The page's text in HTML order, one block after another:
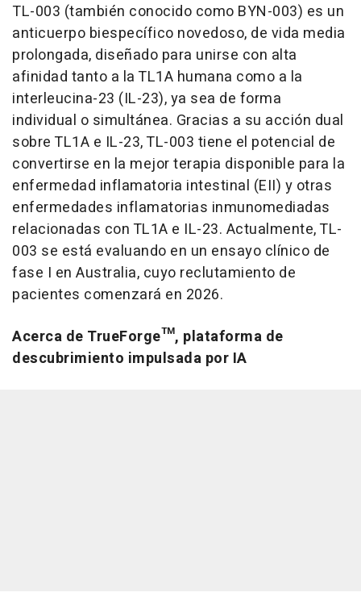
TL-003 (también conocido como BYN-003) es un
anticuerpo biespecífico novedoso, de vida media
prolongada, diseñado para unirse con alta
afinidad tanto a la TL1A humana como a la
interleucina-23 (IL-23), ya sea de forma
individual o simultánea. Gracias a su acción dual
sobre TL1A e IL-23, TL-003 tiene el potencial de
convertirse en la mejor terapia disponible para la
enfermedad inflamatoria intestinal (EII) y otras
enfermedades inflamatorias inmunomediadas
relacionadas con TL1A e IL-23. Actualmente, TL-
003 se está evaluando en un ensayo clínico de
fase I en Australia, cuyo reclutamiento de
pacientes comenzará en 2026.
Acerca de TrueForge™, plataforma de
descubrimiento impulsada por IA